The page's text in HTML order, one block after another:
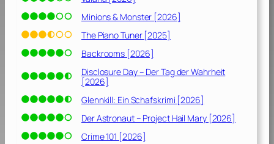
Minions & Monster [2026]
The Piano Tuner [2025]
Backrooms [2026]
Disclosure Day – Der Tag der Wahrheit
[2026]
Glennkill: Ein Schafskrimi [2026]
Der Astronaut – Project Hail Mary [2026]
Crime 101 [2026]